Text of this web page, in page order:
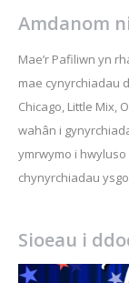
Amdanom
Mae’r Pafiliwn yn
mae cynyrchiadau
Chicago, Little Mix,
wahân i
ymrwymo i
chynyrchiadau
Sioeau i